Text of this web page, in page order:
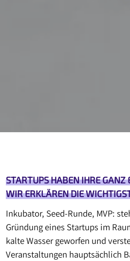
STARTUPS HABEN IHRE GANZ
WIR ERKLÄREN DIE
Inkubator, Seed-Runde, MVP:
Gründung eines Startups im
kalte Wasser geworfen und
Veranstaltungen hauptsächlich